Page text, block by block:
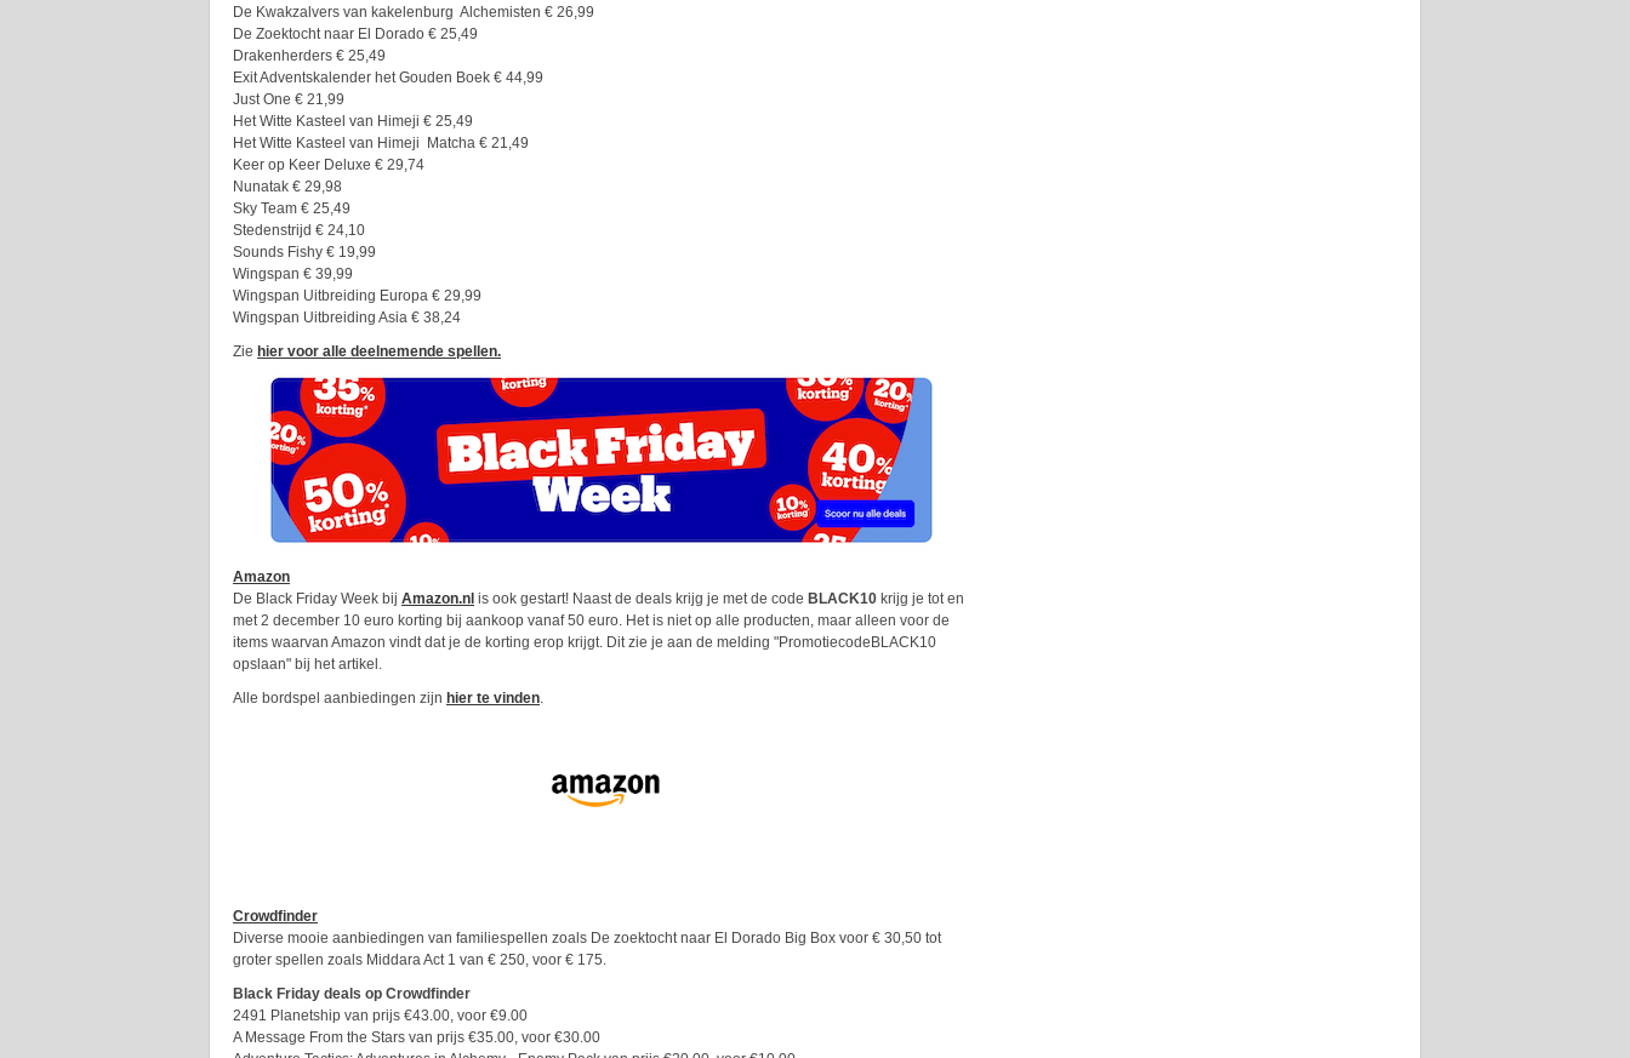
De Kwakzalvers van kakelenburg Alchemisten € 26,99
De Zoektocht naar El Dorado € 25,49
Drakenherders € 25,49
Exit Adventskalender het Gouden Boek € 44,99
Just One € 21,99
Het Witte Kasteel van Himeji € 25,49
Het Witte Kasteel van Himeji Matcha € 21,49
Keer op Keer Deluxe € 29,74
Nunatak € 29,98
Sky Team € 25,49
Stedenstrijd € 24,10
Sounds Fishy € 19,99
Wingspan € 39,99
Wingspan Uitbreiding Europa € 29,99
Wingspan Uitbreiding Asia € 38,24
Zie hier voor alle deelnemende spellen.
Amazon
De Black Friday Week bij Amazon.nl is ook gestart! Naast de deals krijg je met de code BLACK10 krijg je tot en
met 2 december 10 euro korting bij aankoop vanaf 50 euro. Het is niet op alle producten, maar alleen voor de
items waarvan Amazon vindt dat je de korting erop krijgt. Dit zie je aan de melding "PromotiecodeBLACK10
opslaan" bij het artikel.
Alle bordspel aanbiedingen zijn hier te vinden.
Crowdfinder
Diverse mooie aanbiedingen van familiespellen zoals De zoektocht naar El Dorado Big Box voor € 30,50 tot
groter spellen zoals Middara Act 1 van € 250, voor € 175.
Black Friday deals op Crowdfinder
2491 Planetship van prijs €43.00, voor €9.00
A Message From the Stars van prijs €35.00, voor €30.00